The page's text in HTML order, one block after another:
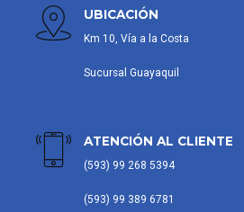
UBICACIÓN
Km 10, Vía a la Costa
Sucursal Guayaquil
ATENCIÓN AL CLIENTE
(593) 99 268 5394
(593) 99 389 6781